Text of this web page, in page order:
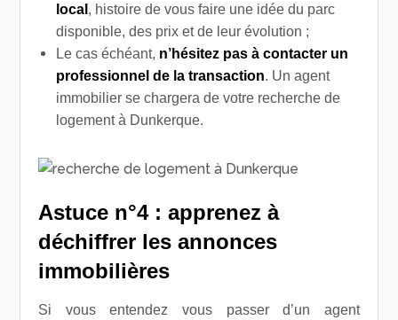
local , histoire de vous faire une idée du parc
disponible, des prix et de leur évolution ;
Le cas échéant, n’hésitez pas à contacter un
professionnel de la transaction. Un agent
immobilier se chargera de votre recherche de
logement à Dunkerque.
Astuce n°4 : apprenez à
déchiffrer les annonces
immobilières
Si vous entendez vous passer d’un agent